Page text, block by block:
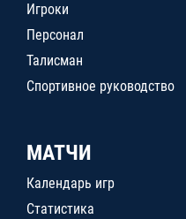
Игроки
Персонал
Талисман
Спортивное руководство
МАТЧИ
Календарь игр
Статистика